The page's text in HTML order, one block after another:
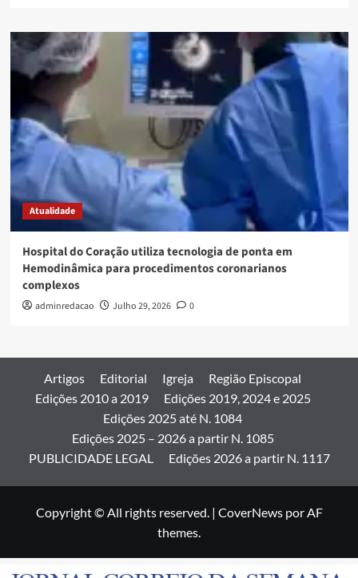
Atualidade
Hospital do Coração utiliza tecnologia de ponta em
Hemodinâmica para procedimentos coronarianos
complexos
adminredacao Julho 29, 2026 0
Artigos Editorial Igreja
Região Episcopal
Edições 2010 a 2019
Edições 2019, 2024 e 2025
Edições 2025 até N. 1084
Edições 2025 – 2026 a partir N. 1085
PUBLICIDADE LEGAL
Edições 2026 a partir N. 1117
Copyright © All rights reserved. | CoverNewspor AF
themes.